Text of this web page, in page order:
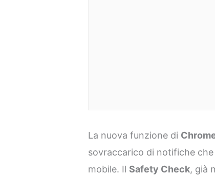
La nuova funzione di
sovraccarico di notifiche
mobile. Il Safety Check, già